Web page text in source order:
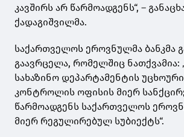
კავშირს არ წარმოადგენს“, –
ქადაგიშვილმა.
საქართველოს ეროვნულმა ბანკმა
გაავრცელა, რომელშიც ნათქვამია:
სახაზინო დეპარტამენტის
კონტროლის ოფისის მიერ
წარმოადგენს საქართველოს
მიერ რეგულირებულ სუბიექტს“.